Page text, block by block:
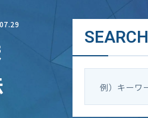
SEARCH